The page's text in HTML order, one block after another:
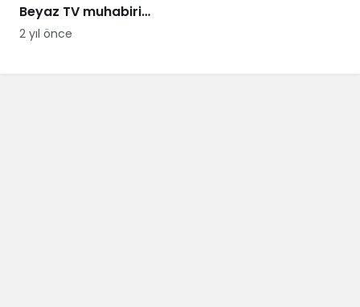
Beyaz TV muhabiri
Pelda Arkan kaç
2 yıl önce